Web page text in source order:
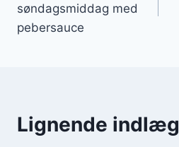
søndagsmiddag med
pebersauce
Lignende indlæg